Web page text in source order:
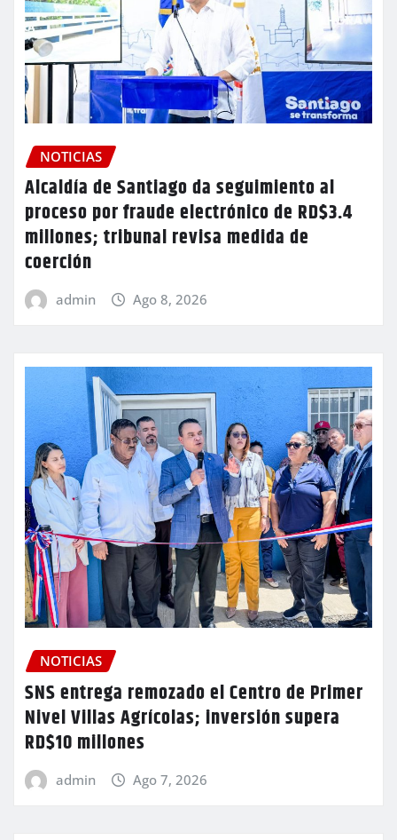
NOTICIAS
Alcaldía de Santiago da seguimiento al
proceso por fraude electrónico de RD$3.4
millones; tribunal revisa medida de
coerción
admin Ago 8, 2026
NOTICIAS
SNS entrega remozado el Centro de Primer
Nivel Villas Agrícolas; inversión supera
RD$10 millones
admin Ago 7, 2026